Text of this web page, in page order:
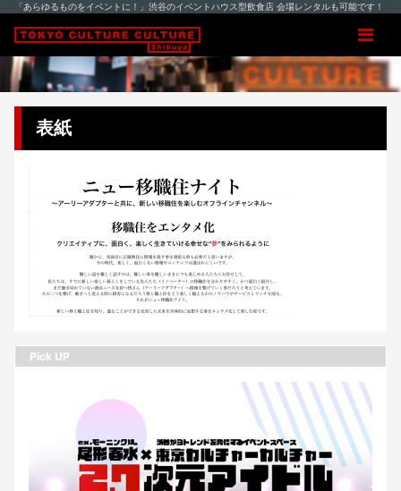
「あらゆるものをイベントに！」渋谷のイベントハウス型飲食店 会場レンタルも可能です！
表紙
Pick UP